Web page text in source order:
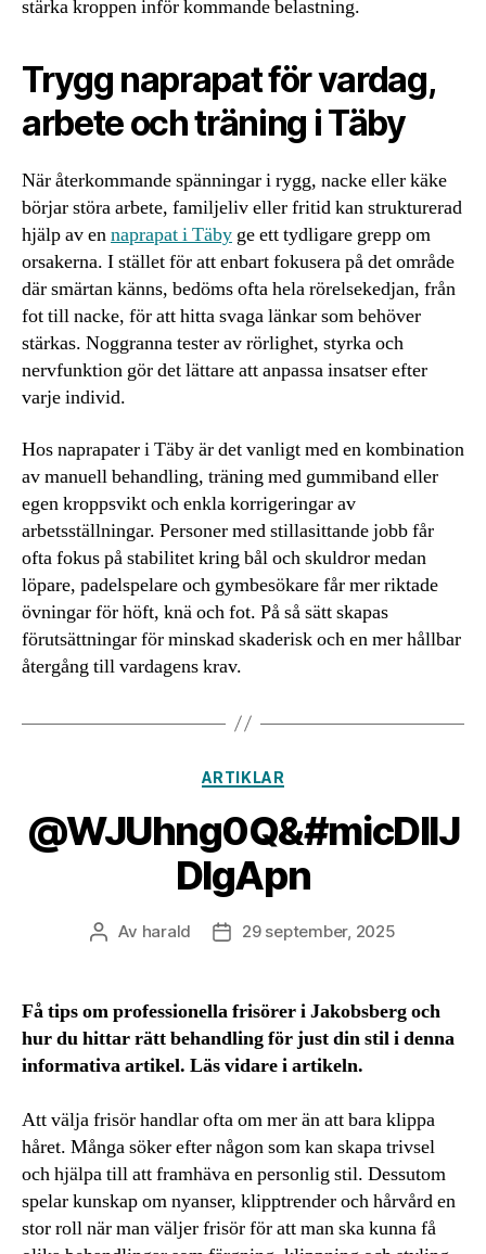
stärka kroppen inför kommande belastning.
Trygg naprapat för vardag,
arbete och träning i Täby
När återkommande spänningar i rygg, nacke eller käke
börjar störa arbete, familjeliv eller fritid kan strukturerad
hjälp av ennaprapat i Täby ge ett tydligare grepp om
orsakerna. I stället för att enbart fokusera på det område
där smärtan känns, bedöms ofta hela rörelsekedjan, från
fot till nacke, för att hitta svaga länkar som behöver
stärkas. Noggranna tester av rörlighet, styrka och
nervfunktion gör det lättare att anpassa insatser efter
varje individ.
Hos naprapater i Täby är det vanligt med en kombination
av manuell behandling, träning med gummiband eller
egen kroppsvikt och enkla korrigeringar av
arbetsställningar. Personer med stillasittande jobb får
ofta fokus på stabilitet kring bål och skuldror medan
löpare, padelspelare och gymbesökare får mer riktade
övningar för höft, knä och fot. På så sätt skapas
förutsättningar för minskad skaderisk och en mer hållbar
återgång till vardagens krav.
Kategorier
ARTIKLAR
@WJUhng0Q&#micDlIJ
DlgApn
Inläggsförfattare
Av harald Inläggsdatum
29 september, 2025
Få tips om professionella frisörer i Jakobsberg och
hur du hittar rätt behandling för just din stil i denna
informativa artikel. Läs vidare i artikeln.
Att välja frisör handlar ofta om mer än att bara klippa
håret. Många söker efter någon som kan skapa trivsel
och hjälpa till att framhäva en personlig stil. Dessutom
spelar kunskap om nyanser, klipptrender och hårvård en
stor roll när man väljer frisör för att man ska kunna få